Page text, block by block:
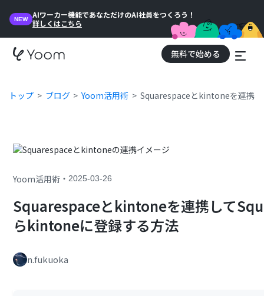
NEW
AIワーカー機能であなただけのAI社員をつくろう！
詳しくはこちら
無料で始める
トップ ブログ Yoom活用術 Squarespaceとkintoneを連携
Yoom活用術 ・2025-03-26
Squarespaceとkintoneを連携して
らkintoneに登録する方法
n.fukuoka